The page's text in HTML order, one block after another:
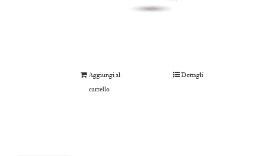
Aggiungi al
carrello
Dettagli